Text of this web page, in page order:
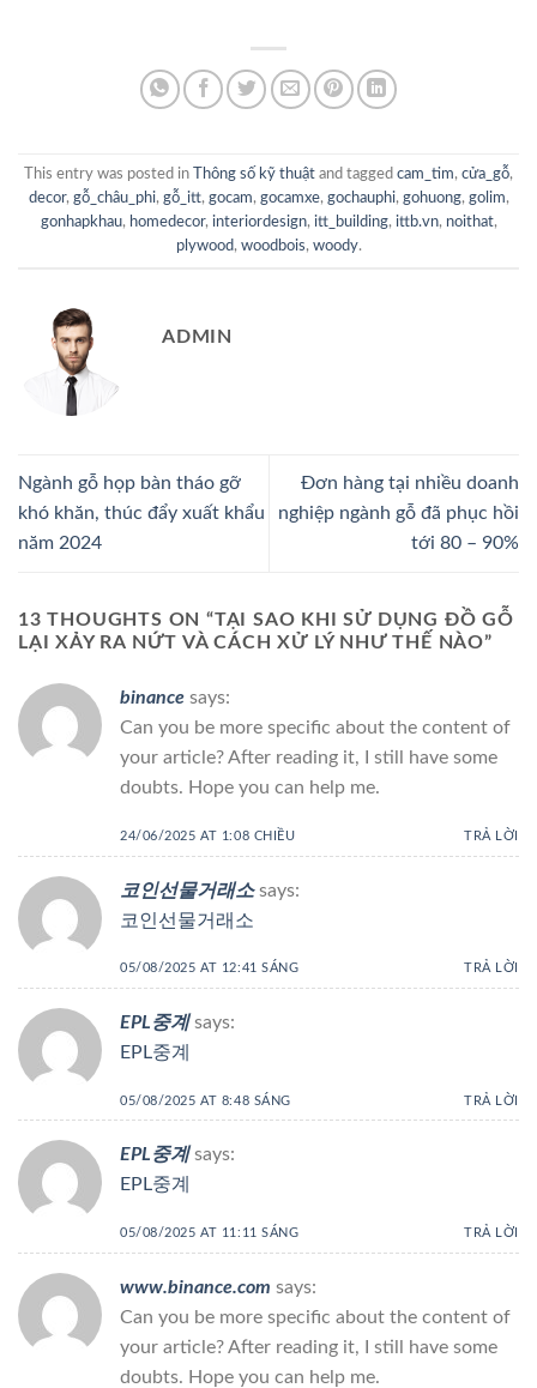
This entry was posted in Thông số kỹ thuật and tagged cam_tim, cửa_gỗ,
decor, gỗ_châu_phi, gỗ_itt, gocam, gocamxe, gochauphi, gohuong, golim,
gonhapkhau, homedecor, interiordesign, itt_building, ittb.vn, noithat,
plywood, woodbois, woody.
ADMIN
Ngành gỗ họp bàn tháo gỡ
khó khăn, thúc đẩy xuất khẩu
năm 2024
Đơn hàng tại nhiều doanh
nghiệp ngành gỗ đã phục hồi
tới 80 – 90%
13 THOUGHTS ON “TẠI SAO KHI SỬ DỤNG ĐỒ GỖ
LẠI XẢY RA NỨT VÀ CÁCH XỬ LÝ NHƯ THẾ NÀO”
binance says:
Can you be more specific about the content of
your article? After reading it, I still have some
doubts. Hope you can help me.
24/06/2025 AT 1:08 CHIỀU TRẢ LỜI
코인선물거래소 says:
코인선물거래소
05/08/2025 AT 12:41 SÁNG TRẢ LỜI
EPL중계 says:
EPL중계
05/08/2025 AT 8:48 SÁNG TRẢ LỜI
EPL중계 says:
EPL중계
05/08/2025 AT 11:11 SÁNG TRẢ LỜI
www.binance.com says:
Can you be more specific about the content of
your article? After reading it, I still have some
doubts. Hope you can help me.